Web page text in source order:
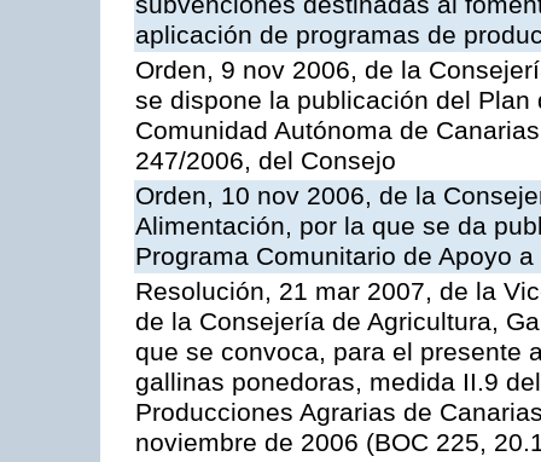
aplicación de programas de
Orden, 9 nov 2006, de la
se dispone la publicación del
Comunidad Autónoma de
247/2006, del Consejo
Orden, 10 nov 2006, de la
Alimentación, por la que se da
Programa Comunitario de Apoyo
Resolución, 21 mar 2007, de la
de la Consejería de Agricultura,
que se convoca, para el presente
gallinas ponedoras, medida II.9
Producciones Agrarias de
noviembre de 2006 (BOC 225,